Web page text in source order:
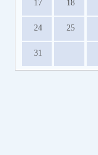
17 18
24 25
31